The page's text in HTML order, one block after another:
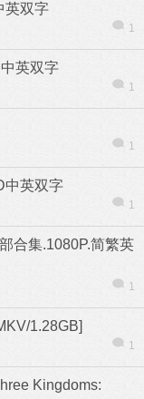
英双字
1
英双字
1
1
中英双字
1
合集.1080P.简繁英
1
1.28GB]
1
Kingdoms: